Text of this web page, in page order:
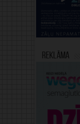
Reklāma